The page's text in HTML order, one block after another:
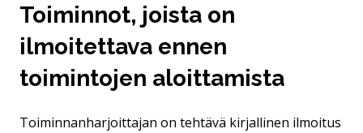
Toiminnot, joista on
ilmoitettava ennen
toimintojen aloittamista
Toiminnanharjoittajan on tehtävä kirjallinen ilmoitus